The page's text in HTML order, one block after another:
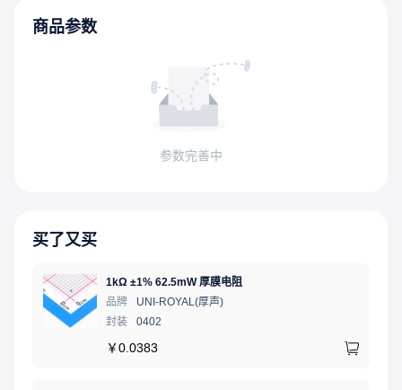
商品参数
参数完善中
买了又买
1kΩ ±1% 62.5mW 厚膜电阻
品牌
UNI-ROYAL(厚声)
封装
0402
￥0.0383